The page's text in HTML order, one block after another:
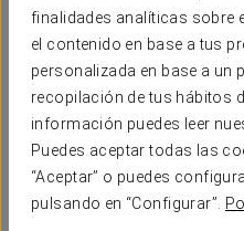
finalidades analíticas sobre
el contenido en base a tus
personalizada en base a un
recopilación de tus hábitos
información puedes leer
Puedes aceptar todas las
“Aceptar” o puedes
pulsando en “Configurar”.
SOLICITAR
x m
altura
Leovinci
590 m2
x m
altura
300 500